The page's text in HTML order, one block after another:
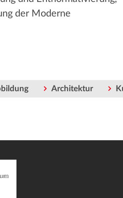
der Moderne
Architektur